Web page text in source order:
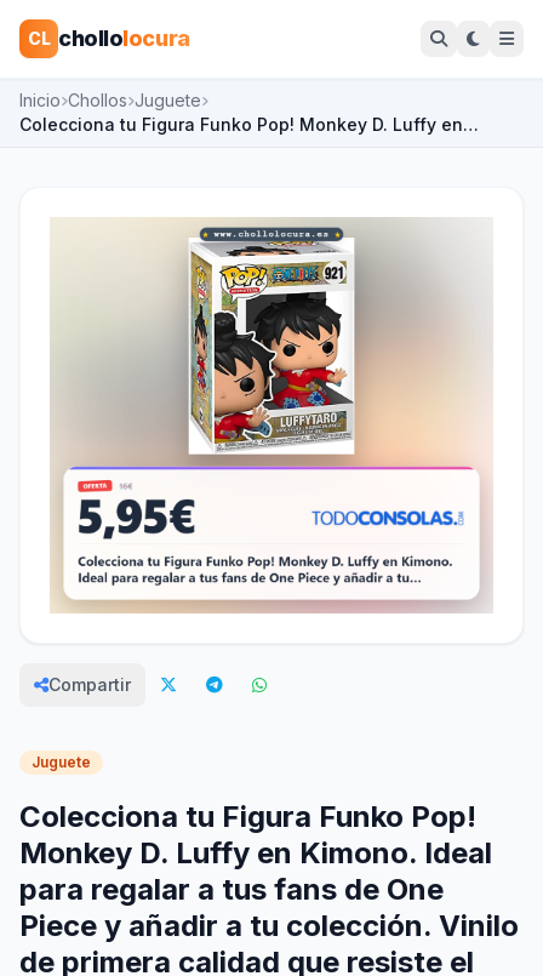
CL chollolocura
Inicio Chollos Juguete
Colecciona tu Figura Funko Pop! Monkey D. Luffy en…
Compartir
Juguete
Colecciona tu Figura Funko Pop!
Monkey D. Luffy en Kimono. Ideal
para regalar a tus fans de One
Piece y añadir a tu colección. Vinilo
de primera calidad que resiste el